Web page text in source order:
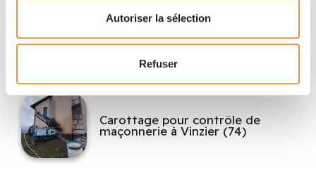
Autoriser la sélection
Refuser
Sondage pressiométrique en
Carottage pour contrôle de
maçonnerie à Vinzier (74)